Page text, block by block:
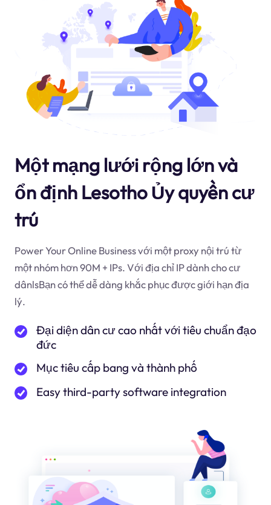
Một mạng lưới rộng lớn và
ổn định Lesotho Ủy quyền cư
trú
Power Your Online Business với một proxy nội trú từ
một nhóm hơn 90M + IPs. Với địa chỉ IP dành cho cư
dânlsBạn có thể dễ dàng khắc phục được giới hạn địa
lý.
Đại diện dân cư cao nhất với tiêu chuẩn đạo
đức
Mục tiêu cấp bang và thành phố
Easy third-party software integration